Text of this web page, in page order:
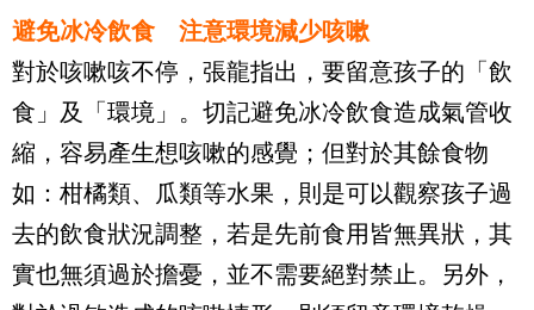
避免冰冷飲食 注意環境減少咳嗽
對於咳嗽咳不停，張龍指出，要留意孩子的「飲
食」及「環境」。切記避免冰冷飲食造成氣管收
縮，容易產生想咳嗽的感覺；但對於其餘食物
如：柑橘類、瓜類等水果，則是可以觀察孩子過
去的飲食狀況調整，若是先前食用皆無異狀，其
實也無須過於擔憂，並不需要絕對禁止。另外，